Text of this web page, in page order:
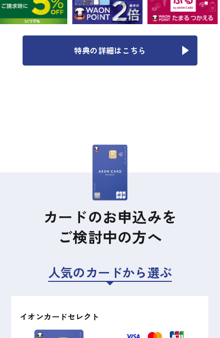
特典の詳細はこちら
カードのお申込みを
ご検討中の方へ
人気のカードから選ぶ
イオンカードセレクト